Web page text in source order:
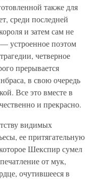
также для
среди последней
и затем сам не
устроенное поэтом
четверное
прерывается
в свою очередь
Все это вместе в
и прекрасно.
видимых
ее притягательную
Шекспир сумел
от мук,
очутившееся в